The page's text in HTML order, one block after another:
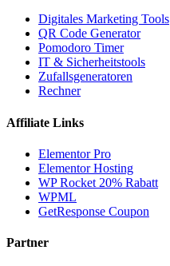
Digitales Marketing Tools
QR Code Generator
Pomodoro Timer
IT & Sicherheitstools
Zufallsgeneratoren
Rechner
Affiliate Links
Elementor Pro
Elementor Hosting
WP Rocket 20% Rabatt
WPML
GetResponse Coupon
Partner